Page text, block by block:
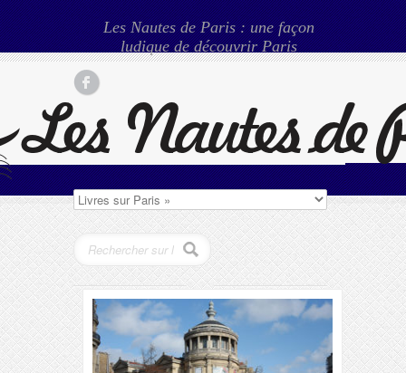
Les Nautes de Paris : une façon
ludique de découvrir Paris